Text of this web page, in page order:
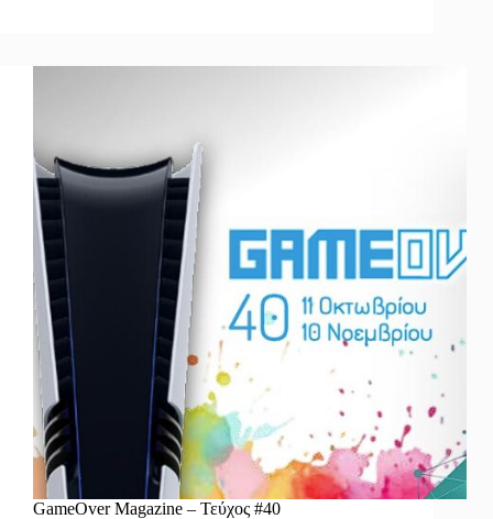
GameOver Magazine – Τεύχος #40